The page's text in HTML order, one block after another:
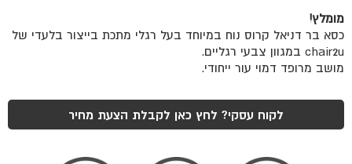
מומלץ!
כסא בר דניאל קרוס נוח במיוחד בעל רגלי מתכת בייצור בלעדי של
chair2u במגוון צבעי רגליים.
מושב מרופד דמוי עור ייחודי.
לקוח עסקי? לחץ כאן לקבלת הצעת מחיר